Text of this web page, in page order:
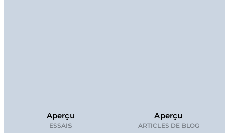
Aperçu
ESSAIS
Aperçu
ARTICLES DE BLOG